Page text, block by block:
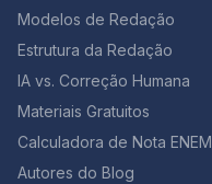
Modelos de Redação
Estrutura da Redação
IA vs. Correção Humana
Materiais Gratuitos
Calculadora de Nota ENEM
Autores do Blog